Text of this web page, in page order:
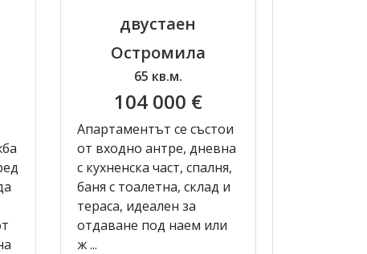
двустаен
Остромила
65 кв.м.
104 000 €
Апартаментът се състои
от входно антре, дневна
с кухненска част, спалня,
баня с тоалетна, склад и
тераса, идеален за
отдаване под наем или
ж ...